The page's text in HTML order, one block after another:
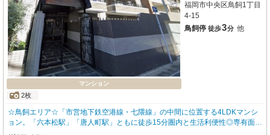
マンション
2枚
福岡市中央区鳥飼1丁目
4-15
鳥飼停 徒歩3分 他
☆鳥飼エリア☆「市営地下鉄空港線・七隈線」の中間に位置する4LDKマンシ
ョン。「六本松駅」「唐人町駅」ともに徒歩15分圏内と生活利便性◎専有面積
は97㎡超！家族とのびのび過ごせる、そんなお家をお探しの方にオススメ♪